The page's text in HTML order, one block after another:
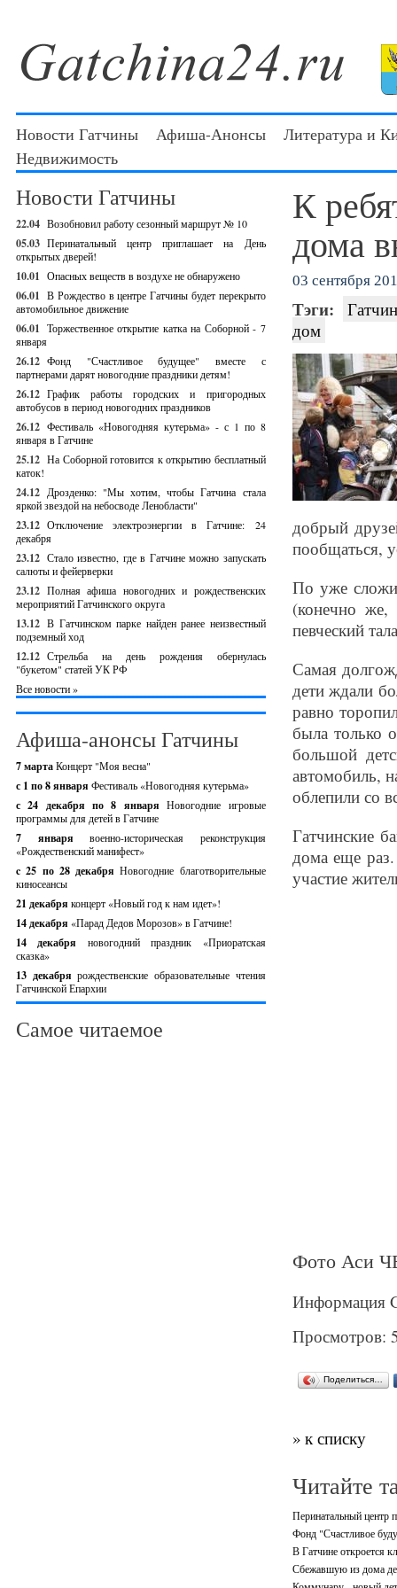
Новости Гатчины Афиша-Анонсы
Литература и
Недвижимость
Новости Гатчины
22.04 Возобновил работу сезонный маршрут № 10
05.03 Перинатальный центр приглашает на День
открытых дверей!
10.01 Опасных веществ в воздухе не обнаружено
06.01 В Рождество в центре Гатчины будет перекрыто
автомобильное движение
06.01 Торжественное открытие катка на Соборной - 7
января
26.12 Фонд "Счастливое будущее" вместе с
партнерами дарят новогодние праздники детям!
26.12 График работы городских и пригородных
автобусов в период новогодних праздников
26.12 Фестиваль «Новогодняя кутерьма» - с 1 по 8
января в Гатчине
25.12 На Соборной готовится к открытию бесплатный
каток!
24.12 Дрозденко: "Мы хотим, чтобы Гатчина стала
яркой звездой на небосводе Ленобласти"
23.12 Отключение электроэнергии в Гатчине: 24
декабря
23.12 Стало известно, где в Гатчине можно запускать
салюты и фейерверки
23.12 Полная афиша новогодних и рождественских
мероприятий Гатчинского округа
13.12 В Гатчинском парке найден ранее неизвестный
подземный ход
12.12 Стрельба на день рождения обернулась
"букетом" статей УК РФ
Все новости »
Афиша-анонсы Гатчины
7 мартаКонцерт "Моя весна"
с 1 по 8 января Фестиваль «Новогодняя кутерьма»
с 24 декабря по 8 январяНовогодние игровые
программы для детей в Гатчине
7 январявоенно-историческая реконструкция
«Рождественский манифест»
c 25 по 28 декабряНовогодние благотворительные
киносеансы
21 декабря концерт «Новый год к нам идет»!
14 декабря «Парад Дедов Морозов» в Гатчине!
14 декабря новогодний праздник «Приоратская
сказка»
13 декабрярождественские образовательные чтения
Гатчинской Епархии
Самое читаемое
К
дома
03 сентября
Тэги:
дом
добрый
пообщаться,
По уже
(конечно
певческий
Самая
дети ждали
равно
была только
большой
автомобиль,
облепили со
Гатчинские
дома еще
участие
Фото Аси
Информация
Просмотров:
Поделиться…
» к списку
Читайте
Перинатальный центр
Фонд "Счастливое
В Гатчине откроется
Сбежавшую из дома